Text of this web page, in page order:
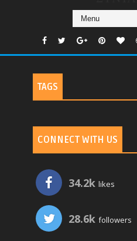
TAGS
CONNECT WITH US
34.2k likes
28.6k followers